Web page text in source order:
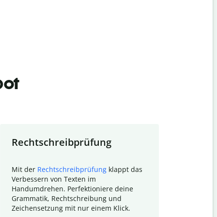
Rechtschreibprüfung
Mit der Rechtschreibprüfung klappt das
Verbessern von Texten im
Handumdrehen. Perfektioniere deine
Grammatik, Rechtschreibung und
Zeichensetzung mit nur einem Klick.